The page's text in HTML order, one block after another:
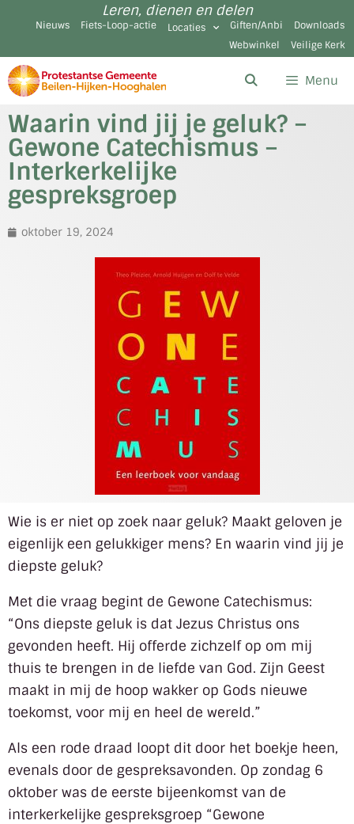
Leren, dienen en delen
Nieuws Fiets-Loop-actie Locaties Giften/Anbi
Downloads
Webwinkel
Veilige Kerk
Menu
Waarin vind jij je geluk? –
Gewone Catechismus –
Interkerkelijke
gespreksgroep
oktober 19, 2024
Wie is er niet op zoek naar geluk? Maakt geloven je
eigenlijk een gelukkiger mens? En waarin vind jij je
diepste geluk?
Met die vraag begint de Gewone Catechismus:
“Ons diepste geluk is dat Jezus Christus ons
gevonden heeft. Hij offerde zichzelf op om mij
thuis te brengen in de liefde van God. Zijn Geest
maakt in mij de hoop wakker op Gods nieuwe
toekomst, voor mij en heel de wereld.”
Als een rode draad loopt dit door het boekje heen,
evenals door de gespreksavonden. Op zondag 6
oktober was de eerste bijeenkomst van de
interkerkelijke gespreksgroep “Gewone